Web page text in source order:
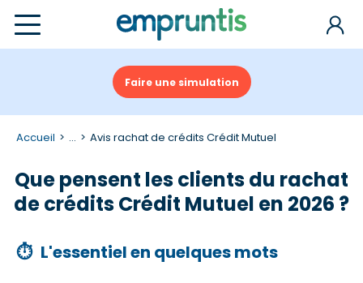
Faire une simulation
Accueil ... Avis rachat de crédits Crédit Mutuel
Que pensent les clients du rachat
de crédits Crédit Mutuel en 2026 ?
⏱ L'essentiel en quelques mots